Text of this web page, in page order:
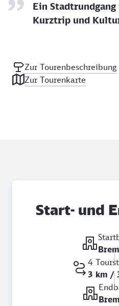
Ein
Kurztrip und
Zur Tourenbeschreibung
Zur Tourenkarte
Start- und
4
3 km /